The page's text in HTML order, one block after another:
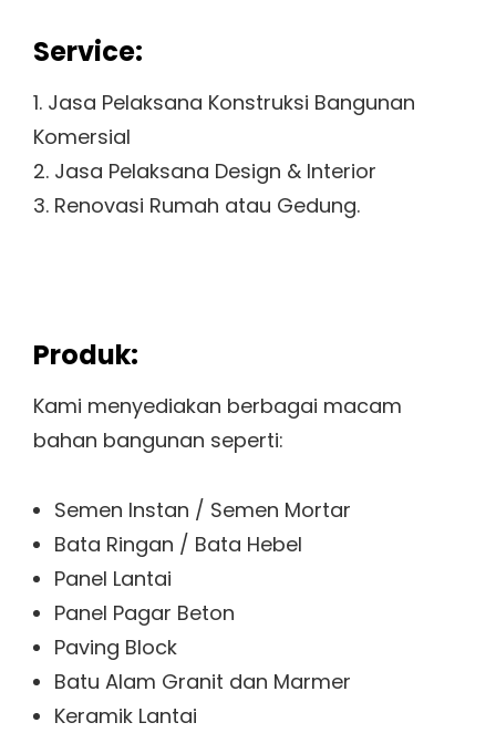
Service:
1. Jasa Pelaksana Konstruksi Bangunan
Komersial
2. Jasa Pelaksana Design & Interior
3. Renovasi Rumah atau Gedung.
Produk:
Kami menyediakan berbagai macam
bahan bangunan seperti:
Semen Instan / Semen Mortar
Bata Ringan / Bata Hebel
Panel Lantai
Panel Pagar Beton
Paving Block
Batu Alam Granit dan Marmer
Keramik Lantai